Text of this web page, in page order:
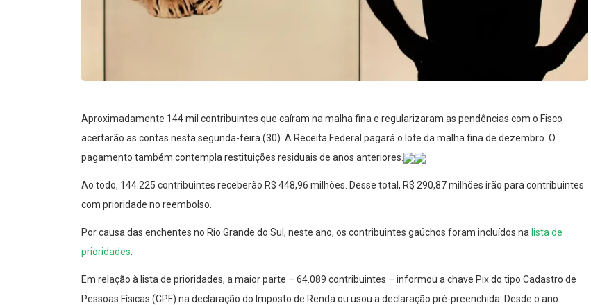
Aproximadamente 144 mil contribuintes que caíram na malha fina e regularizaram as pendências com o Fisco
acertarão as contas nesta segunda-feira (30). A Receita Federal pagará o lote da malha fina de dezembro. O
pagamento também contempla restituições residuais de anos anteriores.
Ao todo, 144.225 contribuintes receberão R$ 448,96 milhões. Desse total, R$ 290,87 milhões irão para contribuintes
com prioridade no reembolso.
Por causa das enchentes no Rio Grande do Sul, neste ano, os contribuintes gaúchos foram incluídos na lista de
prioridades
Em relação à lista de prioridades, a maior parte – 64.089 contribuintes – informou a chave Pix do tipo Cadastro de
Pessoas Físicas (CPF) na declaração do Imposto de Renda ou usou a declaração pré-preenchida. Desde o ano